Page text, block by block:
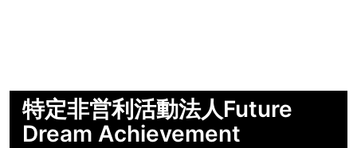
特定非営利活動法人Future
Dream Achievement